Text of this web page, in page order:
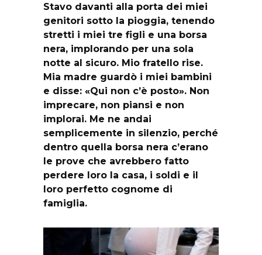
Stavo davanti alla porta dei miei
genitori sotto la pioggia, tenendo
stretti i miei tre figli e una borsa
nera, implorando per una sola
notte al sicuro. Mio fratello rise.
Mia madre guardò i miei bambini
e disse: «Qui non c’è posto». Non
imprecare, non piansi e non
implorai. Me ne andai
semplicemente in silenzio, perché
dentro quella borsa nera c’erano
le prove che avrebbero fatto
perdere loro la casa, i soldi e il
loro perfetto cognome di
famiglia.